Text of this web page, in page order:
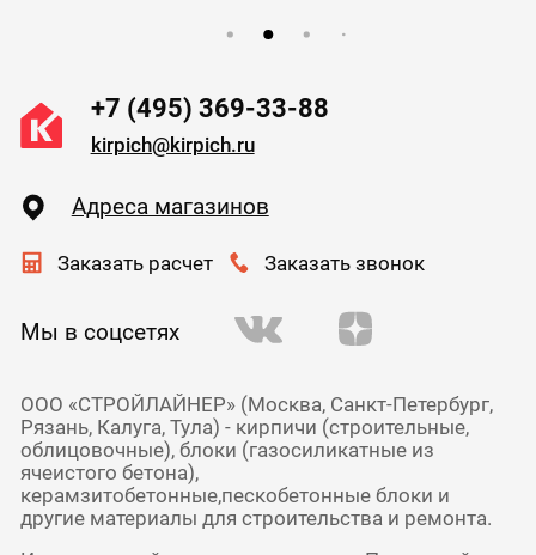
+7 (495) 369-33-88
kirpich@kirpich.ru
Адреса магазинов
Заказать расчет Заказать звонок
Мы в соцсетях
ООО «СТРОЙЛАЙНЕР» (Москва, Санкт-Петербург,
Рязань, Калуга, Тула) - кирпичи (строительные,
облицовочные), блоки (газосиликатные из
ячеистого бетона),
керамзитобетонные,пескобетонные блоки и
другие материалы для строительства и ремонта.